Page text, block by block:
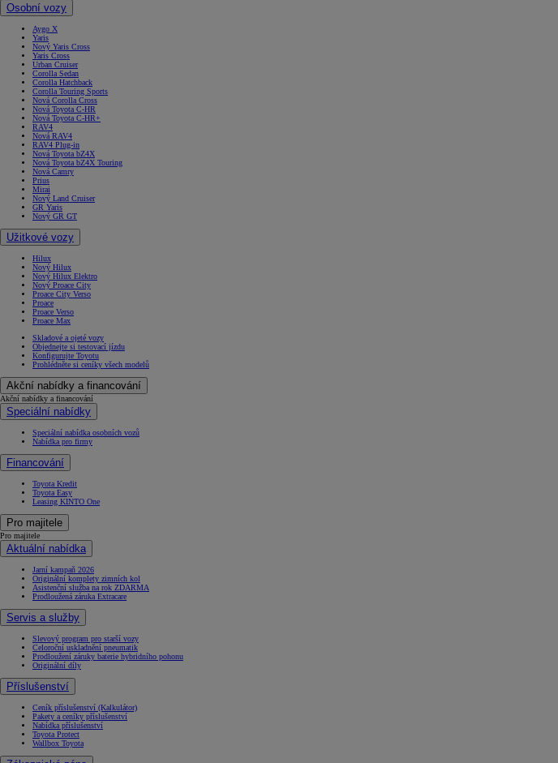
Osobní vozy
Aygo X
Yaris
Nový Yaris Cross
Yaris Cross
Urban Cruiser
Corolla Sedan
Corolla Hatchback
Corolla Touring Sports
Nová Corolla Cross
Nová Toyota C-HR
Nová Toyota C-HR+
RAV4
Nová RAV4
RAV4 Plug-in
Nová Toyota bZ4X
Nová Toyota bZ4X Touring
Nová Camry
Prius
Mirai
Nový Land Cruiser
GR Yaris
Nový GR GT
Užitkové vozy
Hilux
Nový Hilux
Nový Hilux Elektro
Nový Proace City
Proace City Verso
Proace
Proace Verso
Proace Max
Skladové a ojeté vozy
Objednejte si testovací jízdu
Konfigurujte Toyotu
Prohlédněte si ceníky všech modelů
Akční nabídky a financování
Akční nabídky a financování
Speciální nabídky
Speciální nabídka osobních vozů
Nabídka pro firmy
Financování
Toyota Kredit
Toyota Easy
Leasing KINTO One
Pro majitele
Pro majitele
Aktuální nabídka
Jarní kampaň 2026
Originální komplety zimních kol
Asistenční služba na rok ZDARMA
Prodloužená záruka Extracare
Servis a služby
Slevový program pro starší vozy
Celoroční uskladnění pneumatik
Prodloužení záruky baterie hybridního pohonu
Originální díly
Příslušenství
Ceník příslušenství (Kalkulátor)
Pakety a ceníky příslušenství
Nabídka příslušenství
Toyota Protect
Wallbox Toyota